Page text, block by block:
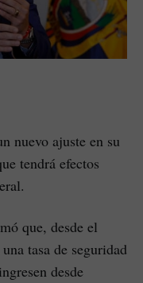
nuevo ajuste en su
tendrá efectos
que, desde el
tasa de seguridad
desde